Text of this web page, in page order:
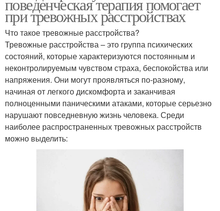
при тревожных расстройствах
Что такое тревожные расстройства?
Тревожные расстройства – это группа психических
состояний, которые характеризуются постоянным и
неконтролируемым чувством страха, беспокойства или
напряжения. Они могут проявляться по-разному,
начиная от легкого дискомфорта и заканчивая
полноценными паническими атаками, которые серьезно
нарушают повседневную жизнь человека. Среди
наиболее распространенных тревожных расстройств
можно выделить: